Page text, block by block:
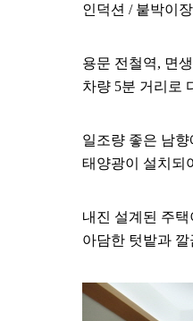
인덕션 / 붙박이
용문 전철역, 면
차량 5분 거리로
일조량 좋은 남
태양광이 설치되
내진 설계된 주택
아담한 텃밭과